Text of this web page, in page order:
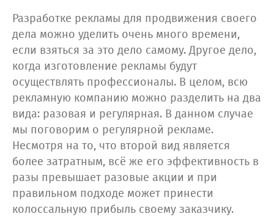
Разработке рекламы для продвижения своего
дела можно уделить очень много времени,
если взяться за это дело самому. Другое дело,
когда изготовление рекламы будут
осуществлять профессионалы. В целом, всю
рекламную компанию можно разделить на два
вида: разовая и регулярная. В данном случае
мы поговорим о регулярной рекламе.
Несмотря на то, что второй вид является
более затратным, всё же его эффективность в
разы превышает разовые акции и при
правильном подходе может принести
колоссальную прибыль своему заказчику.